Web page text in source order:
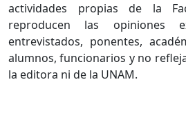
actividades propias de la
reproducen las opiniones
entrevistados, ponentes,
alumnos, funcionarios y no
la editora ni de la UNAM.